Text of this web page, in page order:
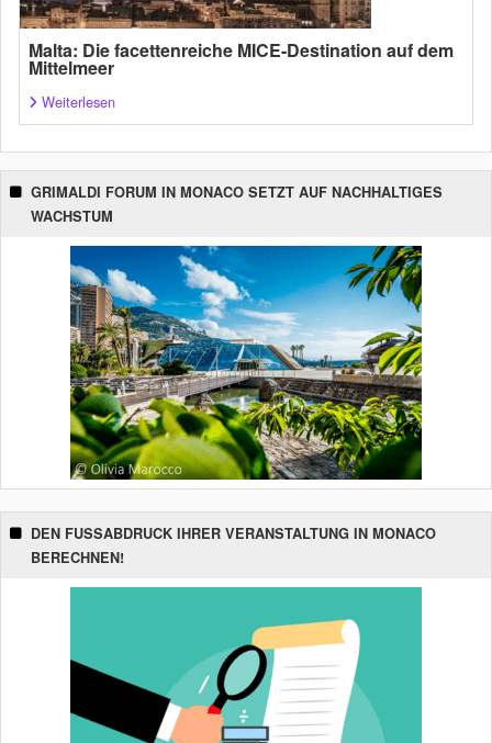
Malta: Die facettenreiche MICE-Destination auf dem
Mittelmeer
Weiterlesen
GRIMALDI FORUM IN MONACO SETZT AUF NACHHALTIGES
WACHSTUM
DEN FUSSABDRUCK IHRER VERANSTALTUNG IN MONACO B
ERECHNEN!